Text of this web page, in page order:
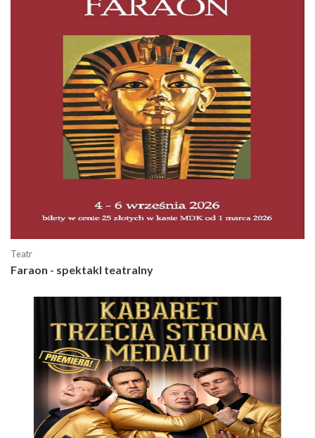
Teatr
Faraon - spektakl teatralny